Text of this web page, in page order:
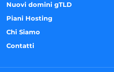
Nuovi domini gTLD
Piani Hosting
Chi Siamo
Contatti